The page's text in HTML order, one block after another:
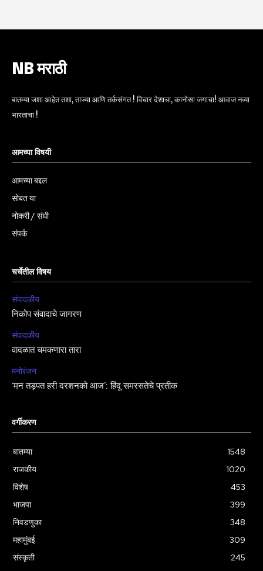
NB मराठी
बातम्या जशा आहेत तशा, ताज्या आणि तर्कसंगत ! विचार देशाचा, कानोसा जगाचा! आवाज नव्या
भारताचा !
आमच्या विषयी
आमच्या बद्दल
सोबत या
नोकरी / संधी
संपर्क
चर्चेतील विषय
संपादकीय
निकोप संवादाचे जागरण
संपादकीय
वादळात चमकणारा तारा
मनोरंजन
‘मन तड़पत हरी दरशनको आज’: हिंदू समरसतेचे प्रतीक
वर्गीकरण
बातम्या
1548
राजकीय
1020
विशेष
453
भाजपा
399
निवडणुका
348
महामुंबई
309
संस्कृती
245